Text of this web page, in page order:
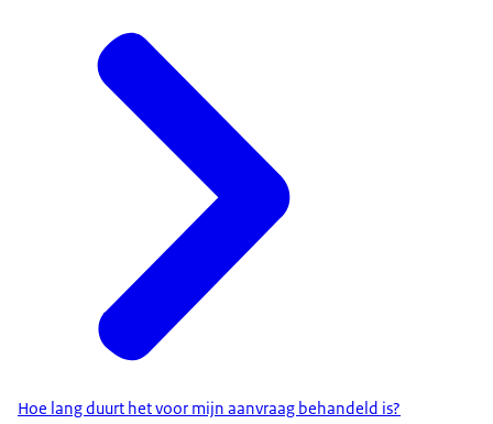
Hoe lang duurt het voor mijn aanvraag behandeld is?